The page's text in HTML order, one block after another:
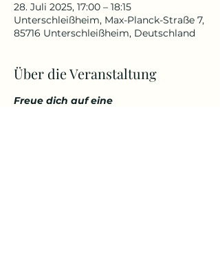
28. Juli 2025, 17:00 – 18:15
Unterschleißheim, Max-Planck-Straße 7,
85716 Unterschleißheim, Deutschland
Über die Veranstaltung
Freue dich auf eine